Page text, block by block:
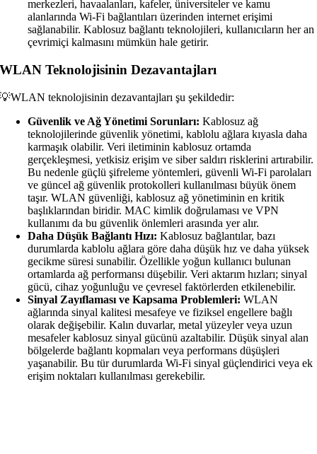
merkezleri, havaalanları, kafeler, üniversiteler ve kamu
alanlarında Wi-Fi bağlantıları üzerinden internet erişimi
sağlanabilir. Kablosuz bağlantı teknolojileri, kullanıcıların her an
çevrimiçi kalmasını mümkün hale getirir.
WLAN Teknolojisinin Dezavantajları
💡WLAN teknolojisinin dezavantajları şu şekildedir:
Güvenlik ve Ağ Yönetimi Sorunları: Kablosuz ağ
teknolojilerinde güvenlik yönetimi, kablolu ağlara kıyasla daha
karmaşık olabilir. Veri iletiminin kablosuz ortamda
gerçekleşmesi, yetkisiz erişim ve siber saldırı risklerini artırabilir.
Bu nedenle güçlü şifreleme yöntemleri, güvenli Wi-Fi parolaları
ve güncel ağ güvenlik protokolleri kullanılması büyük önem
taşır. WLAN güvenliği, kablosuz ağ yönetiminin en kritik
başlıklarından biridir. MAC kimlik doğrulaması ve VPN
kullanımı da bu güvenlik önlemleri arasında yer alır.
Daha Düşük Bağlantı Hızı: Kablosuz bağlantılar, bazı
durumlarda kablolu ağlara göre daha düşük hız ve daha yüksek
gecikme süresi sunabilir. Özellikle yoğun kullanıcı bulunan
ortamlarda ağ performansı düşebilir. Veri aktarım hızları; sinyal
gücü, cihaz yoğunluğu ve çevresel faktörlerden etkilenebilir.
Sinyal Zayıflaması ve Kapsama Problemleri: WLAN
ağlarında sinyal kalitesi mesafeye ve fiziksel engellere bağlı
olarak değişebilir. Kalın duvarlar, metal yüzeyler veya uzun
mesafeler kablosuz sinyal gücünü azaltabilir. Düşük sinyal alan
bölgelerde bağlantı kopmaları veya performans düşüşleri
yaşanabilir. Bu tür durumlarda Wi-Fi sinyal güçlendirici veya ek
erişim noktaları kullanılması gerekebilir.